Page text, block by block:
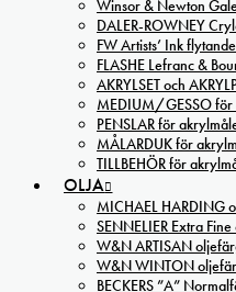
Winsor & Newton
DALER-ROWNEY
FW Artists’ Ink
FLASHE Lefranc &
AKRYLSET och
MEDIUM/GESSO
PENSLAR för
MÅLARDUK för
TILLBEHÖR för
OLJA
MICHAEL HARDING
SENNELIER Extra
W&N ARTISAN
W&N WINTON
BECKERS ”A”